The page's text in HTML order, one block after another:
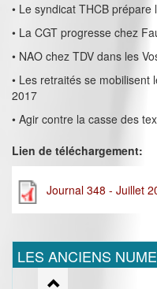
• Le syndicat THCB
• La CGT progresse chez
• NAO chez TDV dans les
• Les retraités se
2017
• Agir contre la casse des
Lien de téléchargement:
Journal 348 - Juillet
LES ANCIENS